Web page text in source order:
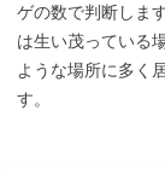
ゲの数で判断しま
は生い茂っている
ような場所に多く
す。